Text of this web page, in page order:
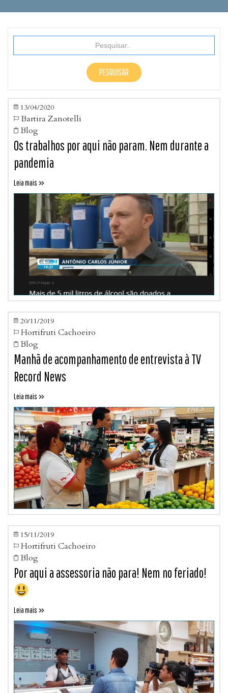
 13/04/2020
 Bartira Zanotelli
 Blog
Os trabalhos por aqui não param. Nem durante a
pandemia
Leia mais 
 20/11/2019
 Hortifruti Cachoeiro
 Blog
Manhã de acompanhamento de entrevista à TV
Record News
Leia mais 
 15/11/2019
 Hortifruti Cachoeiro
 Blog
Por aqui a assessoria não para! Nem no feriado!
Leia mais 